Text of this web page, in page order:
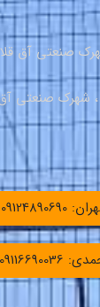
صنعتی آق قلا